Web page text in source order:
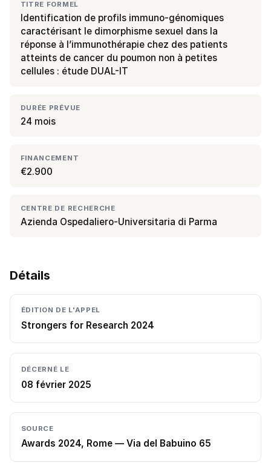
TITRE FORMEL
Identification de profils immuno-génomiques
caractérisant le dimorphisme sexuel dans la
réponse à l’immunothérapie chez des patients
atteints de cancer du poumon non à petites
cellules : étude DUAL-IT
DURÉE PRÉVUE
24 mois
FINANCEMENT
€2.900
CENTRE DE RECHERCHE
Azienda Ospedaliero-Universitaria di Parma
Détails
ÉDITION DE L'APPEL
Strongers for Research 2024
DÉCERNÉ LE
08 février 2025
SOURCE
Awards 2024, Rome — Via del Babuino 65